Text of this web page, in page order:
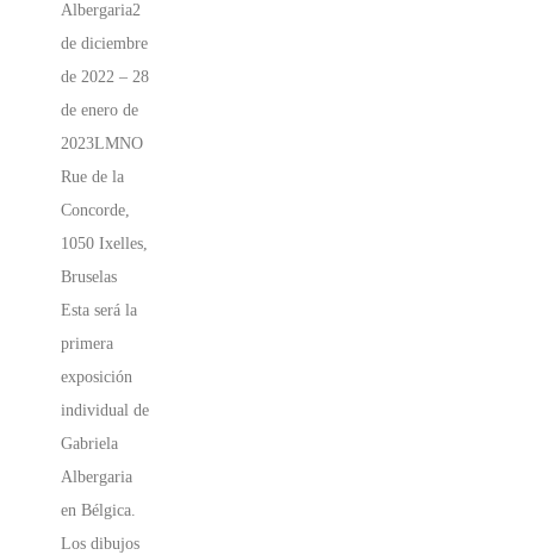
Albergaria2
de diciembre
de 2022 – 28
de enero de
2023LMNO
Rue de la
Concorde,
1050 Ixelles,
Bruselas
Esta será la
primera
exposición
individual de
Gabriela
Albergaria
en Bélgica.
Los dibujos